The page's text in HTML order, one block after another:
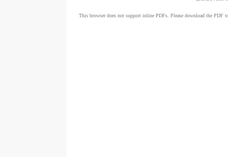
This browser does not support inline PDFs. Please download the PDF